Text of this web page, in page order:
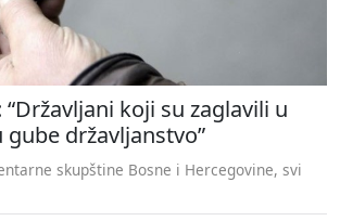
koji su zaglavili u
državljanstvo”
skupštine Bosne i Hercegovine, svi